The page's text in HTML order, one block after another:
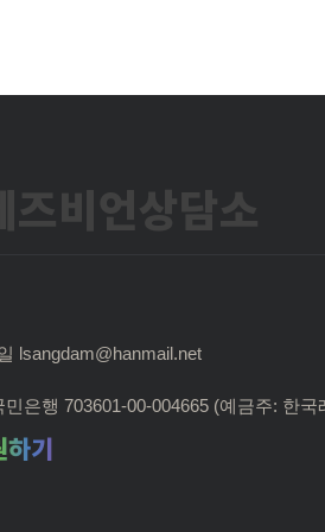
즈비언상담소
lsangdam@hanmail.net
민은행 703601-00-004665 (예금주: 한국
기